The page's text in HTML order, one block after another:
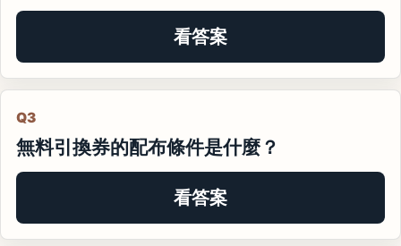
看答案
Q3
無料引換券的配布條件是什麼？
看答案